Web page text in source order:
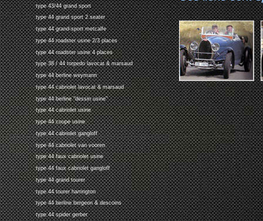
type 43/44 grand sport
type 44 grand sport 2 seater
type 44 grand-sport metcalfe
type 44 roadster usine 2/3 places
type 44 roadster usine 4 places
type 38 / 44 torpedo lavocat & marsaud
type 44 berline weymann
type 44 cabriolet lavocat & marsaud
type 44 berline "dessin usine"
type 44 cabriolet usine
type 44 coupe usine
type 44 cabriolet gangloff
type 44 cabriolet van vooren
type 44 faux cabriolet usine
type 44 faux cabriolet gangloff
type 44 grand tourer
type 44 tourer harrington
type 44 berline bergeon & descoins
type 44 spider gerber